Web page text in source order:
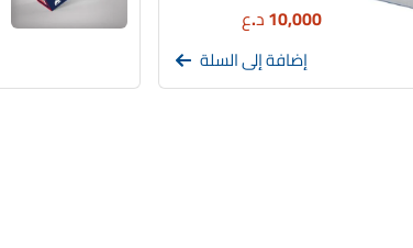
10,000د.ع
إضافة إلى السلة